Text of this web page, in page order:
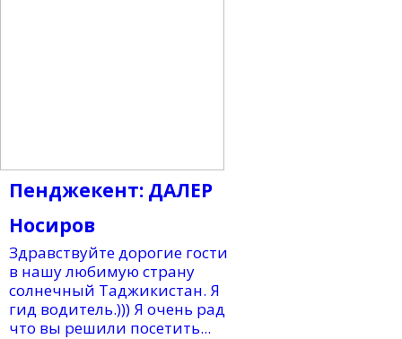
Пенджекент: ДАЛЕР
Носиров
Здравствуйте дорогие гости
в нашу любимую страну
солнечный Таджикистан. Я
гид водитель.))) Я очень рад
что вы решили посетить...